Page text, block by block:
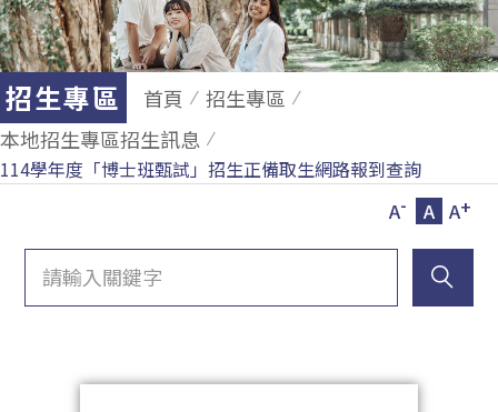
招生專區 首頁
招生專區
本地招生專區招生訊息
114學年度「博士班甄試」招生正備取生網路報到查詢
A- A A+